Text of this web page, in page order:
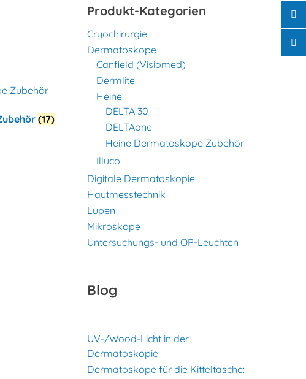
(17)
Produkt-Kategorien
Cryochirurgie
Dermatoskope
Canfield (Visiomed)
Dermlite
Heine
DELTA 30
DELTAone
Heine Dermatoskope Zubehör
Illuco
Digitale Dermatoskopie
Hautmesstechnik
Lupen
Mikroskope
Untersuchungs- und OP-Leuchten
Blog
UV-/Wood-Licht in der
Dermatoskopie
Dermatoskope für die Kitteltasche: